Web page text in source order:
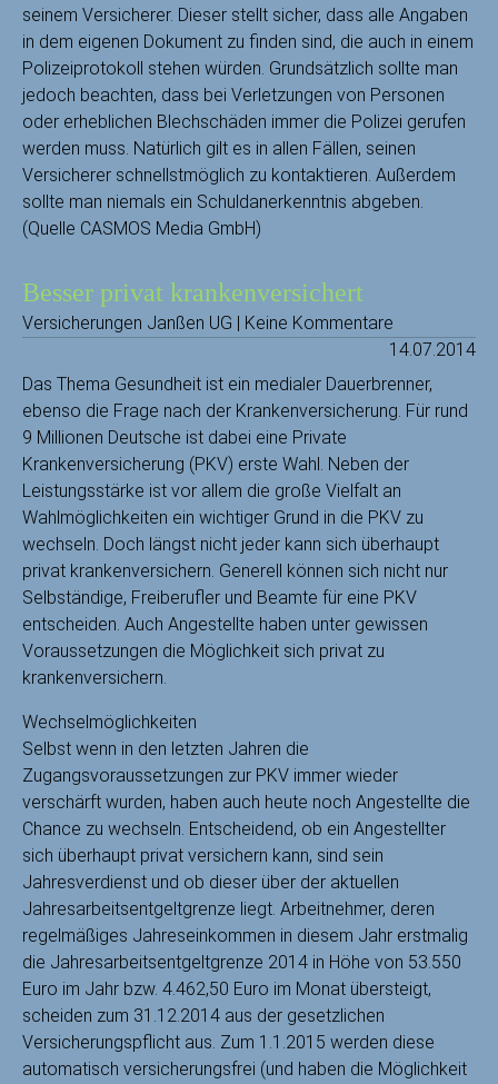
seinem Versicherer. Dieser stellt sicher, dass alle Angaben
in dem eigenen Dokument zu finden sind, die auch in einem
Polizeiprotokoll stehen würden. Grundsätzlich sollte man
jedoch beachten, dass bei Verletzungen von Personen
oder erheblichen Blechschäden immer die Polizei gerufen
werden muss. Natürlich gilt es in allen Fällen, seinen
Versicherer schnellstmöglich zu kontaktieren. Außerdem
sollte man niemals ein Schuldanerkenntnis abgeben.
(Quelle CASMOS Media GmbH)
Besser privat krankenversichert
Versicherungen Janßen UG | Keine Kommentare
14.07.2014
Das Thema Gesundheit ist ein medialer Dauerbrenner,
ebenso die Frage nach der Krankenversicherung. Für rund
9 Millionen Deutsche ist dabei eine Private
Krankenversicherung (PKV) erste Wahl. Neben der
Leistungsstärke ist vor allem die große Vielfalt an
Wahlmöglichkeiten ein wichtiger Grund in die PKV zu
wechseln. Doch längst nicht jeder kann sich überhaupt
privat krankenversichern. Generell können sich nicht nur
Selbständige, Freiberufler und Beamte für eine PKV
entscheiden. Auch Angestellte haben unter gewissen
Voraussetzungen die Möglichkeit sich privat zu
krankenversichern.
Wechselmöglichkeiten
Selbst wenn in den letzten Jahren die
Zugangsvoraussetzungen zur PKV immer wieder
verschärft wurden, haben auch heute noch Angestellte die
Chance zu wechseln. Entscheidend, ob ein Angestellter
sich überhaupt privat versichern kann, sind sein
Jahresverdienst und ob dieser über der aktuellen
Jahresarbeitsentgeltgrenze liegt. Arbeitnehmer, deren
regelmäßiges Jahreseinkommen in diesem Jahr erstmalig
die Jahresarbeitsentgeltgrenze 2014 in Höhe von 53.550
Euro im Jahr bzw. 4.462,50 Euro im Monat übersteigt,
scheiden zum 31.12.2014 aus der gesetzlichen
Versicherungspflicht aus. Zum 1.1.2015 werden diese
automatisch versicherungsfrei (und haben die Möglichkeit